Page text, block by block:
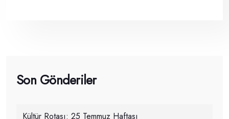
Son Gönderiler
Kültür Rotası: 25 Temmuz Haftası